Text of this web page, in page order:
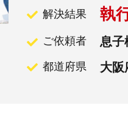
解決結果 執
ご依頼者 息子
都道府県 大阪